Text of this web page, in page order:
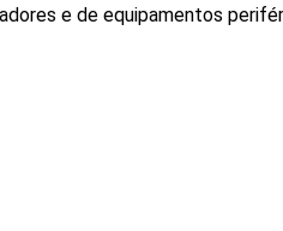
e de equipamentos